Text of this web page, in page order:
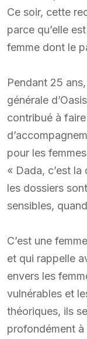
Ce soir, cette
parce qu’elle
femme dont le
Pendant 25
générale
contribué à
pour les
« Dada, c’est
les dossiers
sensibles,
C’est une
et qui rappelle
envers les
vulnérables et
théoriques, ils
profondément à